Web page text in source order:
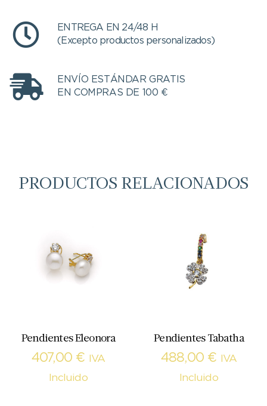
ENTREGA EN 24/48 H
(Excepto productos personalizados)
ENVÍO ESTÁNDAR GRATIS
EN COMPRAS DE 100 €
PRODUCTOS RELACIONADOS
Pendientes Eleonora
407,00 €
IVA
Incluido
Pendientes Tabatha
488,00 €
IVA
Incluido